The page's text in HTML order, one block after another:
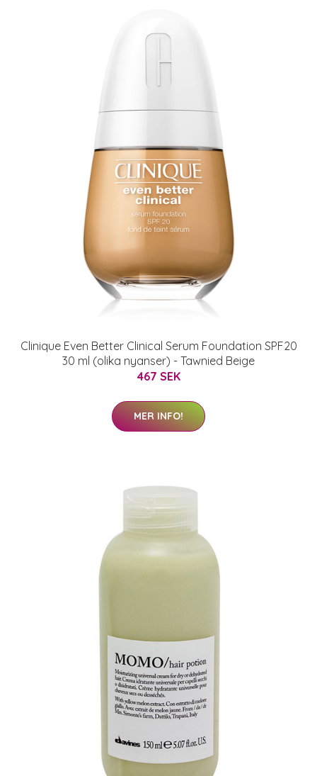
Clinique Even Better Clinical Serum Foundation SPF20
30 ml (olika nyanser) - Tawnied Beige
467 SEK
MER INFO!